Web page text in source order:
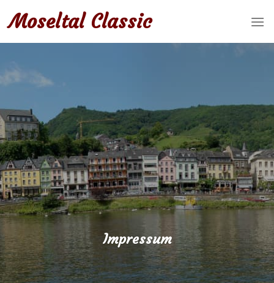
toMoseltal Classic
Impressum